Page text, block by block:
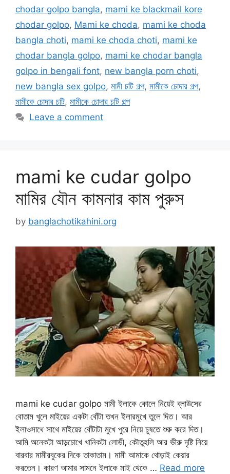
chodar golpo bangla, mami ke blackmail kore
chodar golpo, Mami ke choda, mami ke choda
bangla choti, mami ke choda choti, mami ke
chodar bangla golpo, mami ke chodar bangla
golpo in bengali font, new bangla porn choti,
new bangla sex golpo, মামী চটি গল্প, মামীকে চোদার গল্প,
মামীকে চোদার চটি, মামীকে চোদার চটি গল্প
Leave a comment
mami ke cudar golpo
মামির যৌন কামনার কাম পুরুস
by banglachotikahini.org
mami ke cudar golpo মামী ইলাকে কোলে নিয়েই ব্লাউসের
বোতাম খুলে মাইয়ের একটা বোঁটা তখন ইলারমুখে তুলে দিত। আর
ইলাওসাথে সাথে মাইয়ের বোঁটাটা মুখে পুরে নিয়ে চুষতে শুরু করে দিত।
আমি অনেকটা আড়চোখে খানিকটা লোভী, কৌতুহলি আর ভীরু দৃষ্টি নিয়ে
বারবার মামীরবুকের দিকে তাকাতাম। মামী আমাকে থোড়াই কেয়ার
করতেন। কারণ আমার সামনে ইলাকে মাই থেকে … Read more